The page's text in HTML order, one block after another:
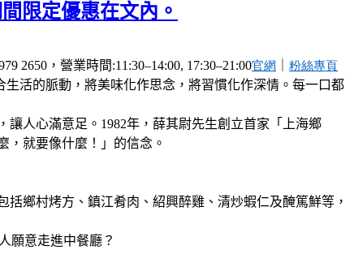
限定優惠在文內。
2650，營業時間:11:30–14:00, 17:30–21:00官網 粉絲專頁
活的脈動，將美味化作思念，將習慣化作深情。每一口都
人心滿意足。1982年，薛其尉先生創立首家「上海鄉
，就要像什麼！」的信念。
鄉村烤方、鎮江肴肉、紹興醉雞、清炒蝦仁及醃篤鮮等，
願意走進中餐廳？